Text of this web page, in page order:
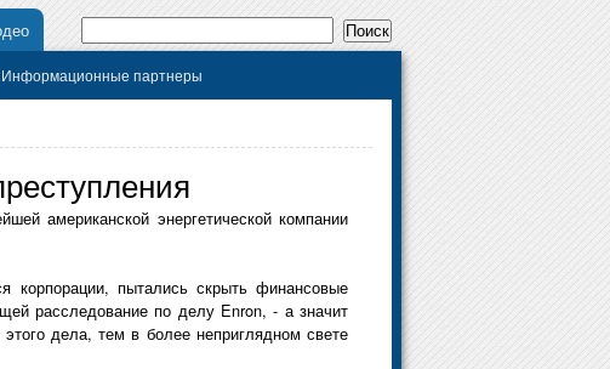
Информационные партнеры
американской энергетической компании
корпорации, пытались скрыть финансовые
расследование по делу Enron, - а значит
дела, тем в более неприглядном свете